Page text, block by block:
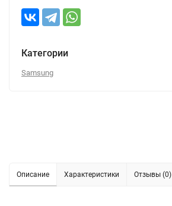
Категории
Samsung
Описание Характеристики Отзывы (0)